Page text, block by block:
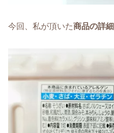
今回、私が頂いた商品の詳細